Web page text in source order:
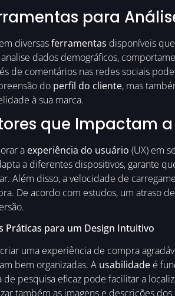
para
diversasferramentas disponíveis
dados demográficos,
de comentários nas redes sociais
do perfil do cliente, mas
à sua marca.
que Impactam
a experiência do usuário (UX) em
a diferentes dispositivos, garante
Além disso, a velocidade de
De acordo com estudos, um atraso
Práticas para um Design Intuitivo
uma experiência de compra
bem organizadas. A usabilidade é
de pesquisa eficaz pode facilitar a
também as imagens e descrições